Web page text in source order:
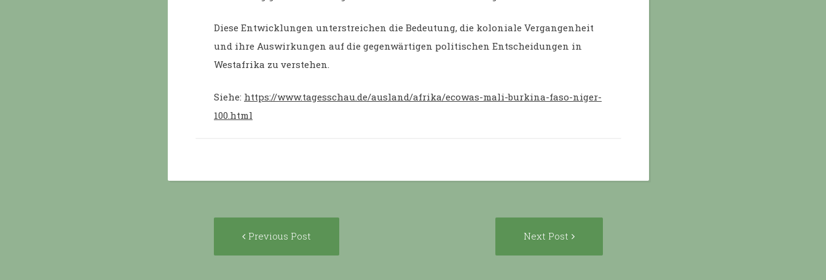
Diese Entwicklungen unterstreichen die Bedeutung, die koloniale Vergangenheit
und ihre Auswirkungen auf die gegenwärtigen politischen Entscheidungen in
Westafrika zu verstehen.
Siehe: https://www.tagesschau.de/ausland/afrika/ecowas-mali-burkina-faso-niger-
100.html
navigation
Previous Post Next Post